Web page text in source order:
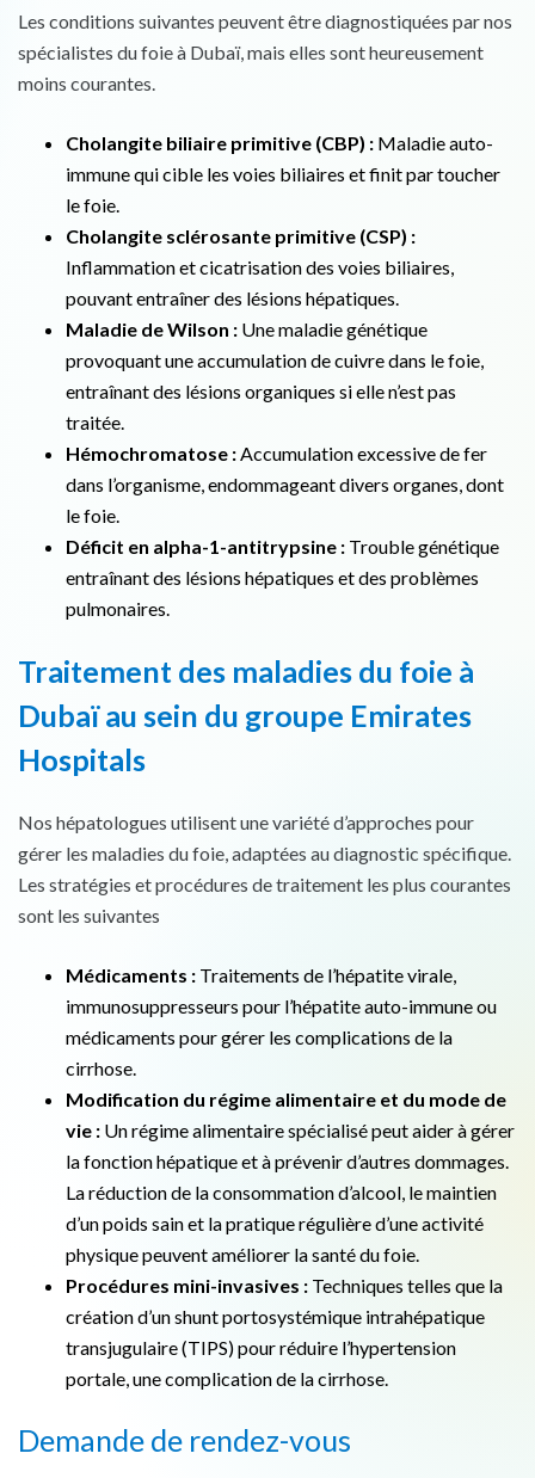
Les conditions suivantes peuvent être diagnostiquées par nos
spécialistes du foie à Dubaï, mais elles sont heureusement
moins courantes.
Cholangite biliaire primitive (CBP) : Maladie auto-
immune qui cible les voies biliaires et finit par toucher
le foie.
Cholangite sclérosante primitive (CSP) :
Inflammation et cicatrisation des voies biliaires,
pouvant entraîner des lésions hépatiques.
Maladie de Wilson : Une maladie génétique
provoquant une accumulation de cuivre dans le foie,
entraînant des lésions organiques si elle n’est pas
traitée.
Hémochromatose :Accumulation excessive de fer
dans l’organisme, endommageant divers organes, dont
le foie.
Déficit en alpha-1-antitrypsine : Trouble génétique
entraînant des lésions hépatiques et des problèmes
pulmonaires.
Traitement des maladies du foie à
Dubaï au sein du groupe Emirates
Hospitals
Nos hépatologues utilisent une variété d’approches pour
gérer les maladies du foie, adaptées au diagnostic spécifique.
Les stratégies et procédures de traitement les plus courantes
sont les suivantes
Médicaments : Traitements de l’hépatite virale,
immunosuppresseurs pour l’hépatite auto-immune ou
médicaments pour gérer les complications de la
cirrhose.
Modification du régime alimentaire et du mode de
vie : Un régime alimentaire spécialisé peut aider à gérer
la fonction hépatique et à prévenir d’autres dommages.
La réduction de la consommation d’alcool, le maintien
d’un poids sain et la pratique régulière d’une activité
physique peuvent améliorer la santé du foie.
Procédures mini-invasives : Techniques telles que la
création d’un shunt portosystémique intrahépatique
transjugulaire (TIPS) pour réduire l’hypertension
portale, une complication de la cirrhose.
Demande de rendez-vous